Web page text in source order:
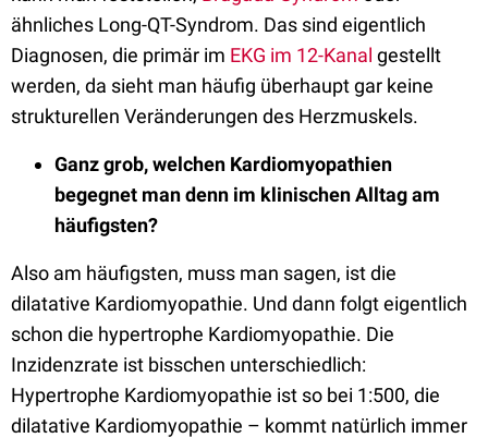
ähnliches Long-QT-Syndrom. Das sind eigentlich
Diagnosen, die primär im EKG im 12-Kanal gestellt
werden, da sieht man häufig überhaupt gar keine
strukturellen Veränderungen des Herzmuskels.
Ganz grob, welchen Kardiomyopathien
begegnet man denn im klinischen Alltag am
häufigsten?
Also am häufigsten, muss man sagen, ist die
dilatative Kardiomyopathie. Und dann folgt eigentlich
schon die hypertrophe Kardiomyopathie. Die
Inzidenzrate ist bisschen unterschiedlich:
Hypertrophe Kardiomyopathie ist so bei 1:500, die
dilatative Kardiomyopathie – kommt natürlich immer